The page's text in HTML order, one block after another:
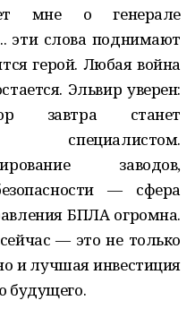
мне о генерале
эти слова поднимают
герой. Любая война
Эльвир уверен:
завтра станет
специалистом.
заводов,
— сфера
БПЛА огромна.
— это не только
и лучшая инвестиция
будущего.